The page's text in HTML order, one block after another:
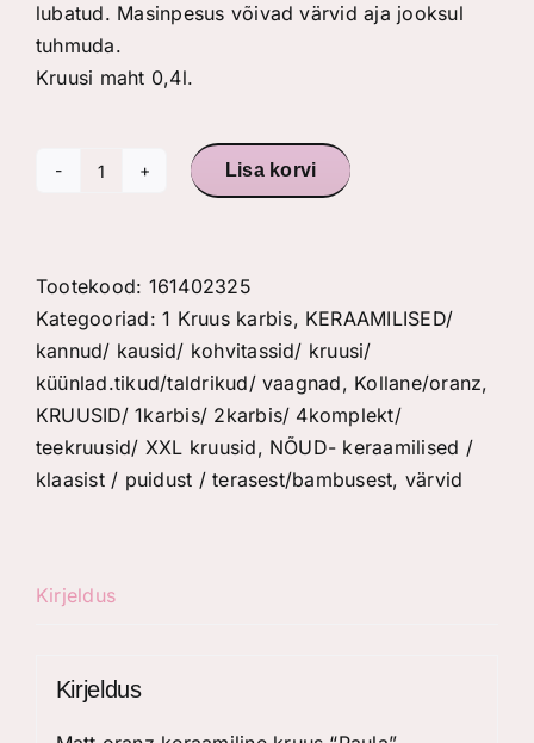
lubatud. Masinpesus võivad värvid aja jooksul
tuhmuda.
Kruusi maht 0,4l.
Matt
kruus
"Paula"
kogus
Lisa korvi
Tootekood: 161402325
Kategooriad:1 Kruus karbis, KERAAMILISED/
kannud/ kausid/ kohvitassid/ kruusi/
küünlad.tikud/taldrikud/ vaagnad, Kollane/oranz,
KRUUSID/ 1karbis/ 2karbis/ 4komplekt/
teekruusid/ XXL kruusid, NÕUD- keraamilised /
klaasist / puidust / terasest/bambusest, värvid
Kirjeldus
Kirjeldus